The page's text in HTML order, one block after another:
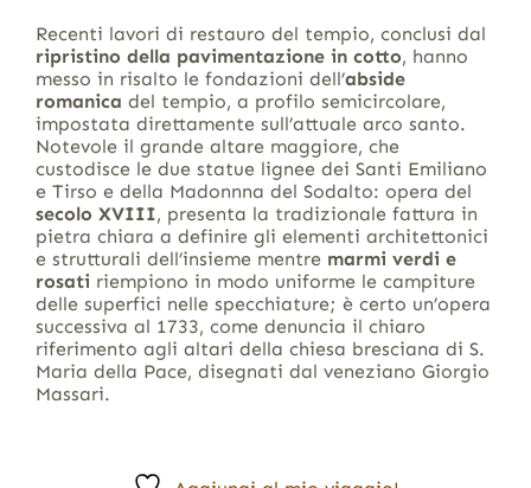
Recenti lavori di restauro del tempio, conclusi dal
ripristino della pavimentazione in cotto, hanno
messo in risalto le fondazioni dell’abside
romanica del tempio, a profilo semicircolare,
impostata direttamente sull’attuale arco santo.
Notevole il grande altare maggiore, che
custodisce le due statue lignee dei Santi Emiliano
e Tirso e della Madonnna del Sodalto: opera del
secolo XVIII, presenta la tradizionale fattura in
pietra chiara a definire gli elementi architettonici
e strutturali dell’insieme mentre marmi verdi e
rosatiriempiono in modo uniforme le campiture
delle superfici nelle specchiature; è certo un’opera
successiva al 1733, come denuncia il chiaro
riferimento agli altari della chiesa bresciana di S.
Maria della Pace, disegnati dal veneziano Giorgio
Massari.